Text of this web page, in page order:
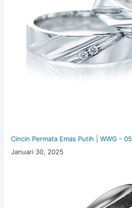
Cincin Permata Emas Putih | WWG - 05
Januari 30, 2025